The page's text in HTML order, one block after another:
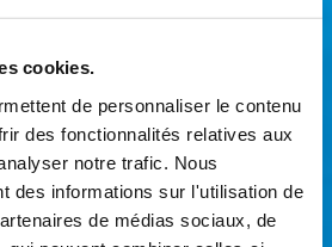
cookies.
de personnaliser le contenu
des fonctionnalités relatives aux
notre trafic. Nous
des informations sur l'utilisation de
de médias sociaux, de